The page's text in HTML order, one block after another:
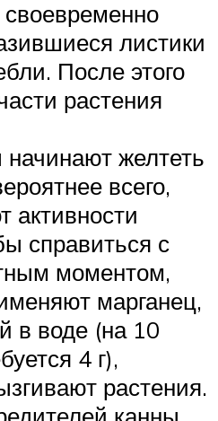
листики
После этого
растения
желтеть
всего,
активности
справиться с
моментом,
марганец,
в воде (на 10
4 г),
растения.